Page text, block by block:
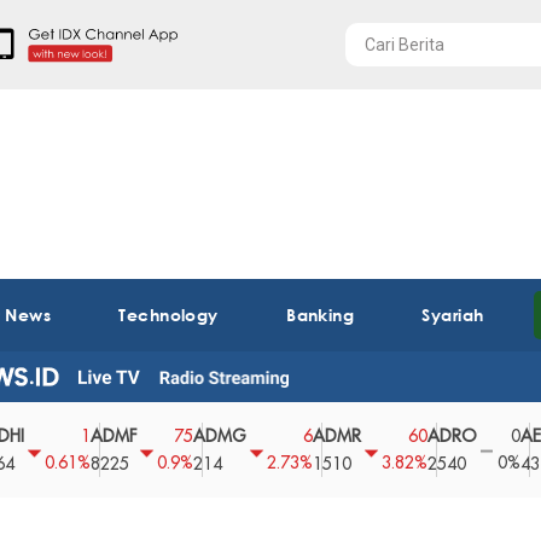
Technology Banking Syariah
1
8225
75
0.9%
ADMG
214
6
2.73%
1510
60
3.82%
ADRO
2540
0
0%
AEGS
43